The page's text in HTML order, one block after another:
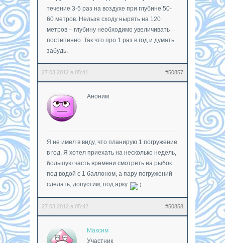
течение 3-5 раз на воздухе при глубине 50-
60 метров. Нельзя сходу нырять на 120
метров – глубину необходимо увеличивать
постепенно. Так что про 1 раз в год и думать
забудь.
27.03.2012 в 05:41 #50857
Аноним
Я не имел в виду, что планирую 1 погружение
в год. Я хотел приехать на несколько недель,
большую часть времени смотреть на рыбок
под водой с 1 баллоном, а пару погружений
сделать, допустим, под арку.
27.03.2012 в 05:42 #50858
Максим
Участник